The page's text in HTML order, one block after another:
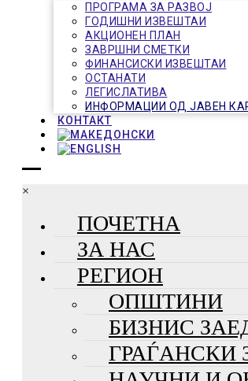
ПРОГРАМА ЗА РАЗВОЈ
ГОДИШНИ ИЗВЕШТАИ
АКЦИОНЕН ПЛАН
ЗАВРШНИ СМЕТКИ
ФИНАНСИСКИ ИЗВЕШТАИ
ОСТАНАТИ
ЛЕГИСЛАТИВА
ИНФОРМАЦИИ ОД ЈАВЕН
КОНТАКТ
×
ПОЧЕТНА
ЗА НАС
РЕГИОН
ОПШТИНИ
БИЗНИС
ГРАЃАНСКИ